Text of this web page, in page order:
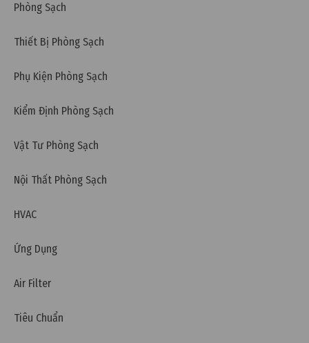
Phòng Sạch
Thiết Bị Phòng Sạch
Phụ Kiện Phòng Sạch
Kiểm Định Phòng Sạch
Vật Tư Phòng Sạch
Nội Thất Phòng Sạch
HVAC
Ứng Dụng
Air Filter
Tiêu Chuẩn